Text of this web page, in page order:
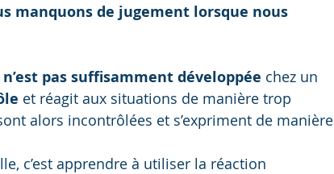
manquons de jugement lorsque nous
pas suffisamment développée chez un
et réagit aux situations de manière trop
alors incontrôlées et s’expriment de manière
c’est apprendre à utiliser la réaction